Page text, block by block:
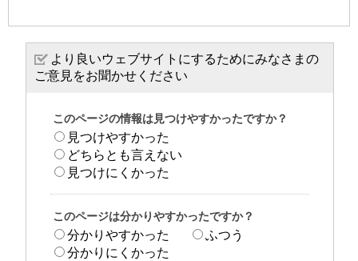
より良いウェブサイトにするためにみなさまの
ご意見をお聞かせください
このページの情報は見つけやすかったですか？
見つけやすかった
どちらとも言えない
見つけにくかった
このページは分かりやすかったですか？
分かりやすかった
ふつう
分かりにくかった